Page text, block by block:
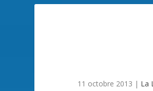
11 octobre 2013 | La